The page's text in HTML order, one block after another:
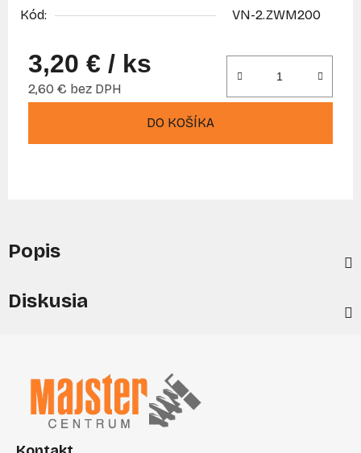
Kód:
VN-2.ZWM200
3,20 € / ks
2,60 € bez DPH
DO KOŠÍKA
Popis
Diskusia